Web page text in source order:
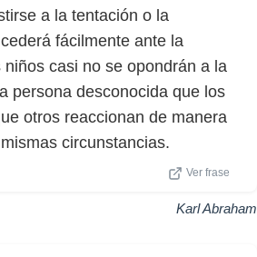
a la tentación o la
fácilmente ante la
niños casi no se opondrán a la
persona desconocida que los
otros reaccionan de manera
circunstancias.
Ver frase
Karl Abraham